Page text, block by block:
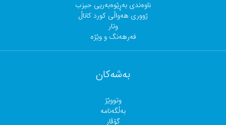
ناوەندی بەڕێوەبەریی حیزب
ژووری هەواڵی کورد کاناڵ
وتار
فەرهەنگ و وێژە
بەشەکان
وتووێژ
بەڵگەنامە
گۆڤار